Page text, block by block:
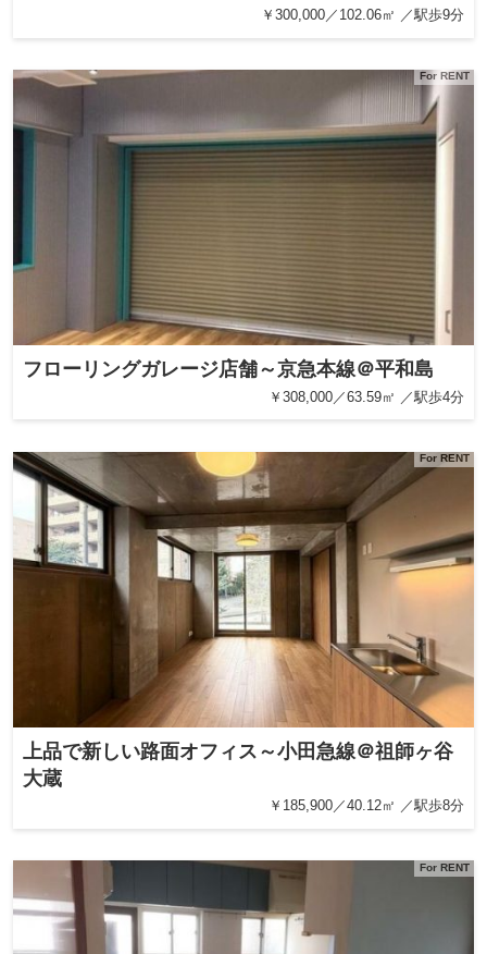
￥300,000／102.06㎡ ／駅歩9分
For RENT
フローリングガレージ店舗～京急本線＠平和島
￥308,000／63.59㎡ ／駅歩4分
For RENT
上品で新しい路面オフィス～小田急線＠祖師ヶ谷
大蔵
￥185,900／40.12㎡ ／駅歩8分
For RENT